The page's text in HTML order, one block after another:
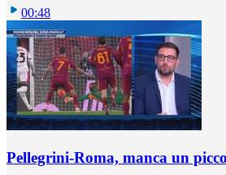
00:48
Pellegrini-Roma, manca un